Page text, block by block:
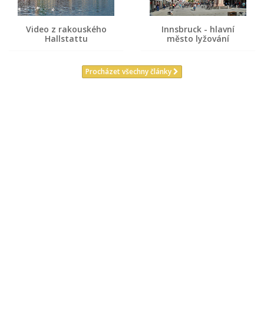
Video z rakouského
Hallstattu
Innsbruck - hlavní
město lyžování
Procházet všechny články